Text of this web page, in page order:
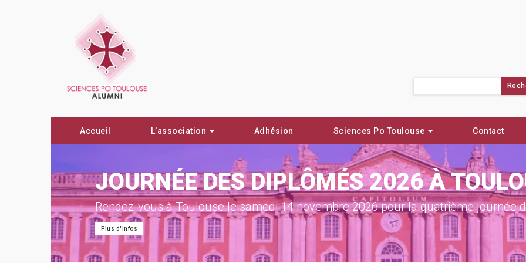
Accueil L’association Adhésion Sciences Po Toulouse Contact
JOURNÉE DES DIPLÔMÉS 2026 À
Rendez-vous à Toulouse le samedi 14 novembre 2026 pour la quatrième journée
Plus d'infos